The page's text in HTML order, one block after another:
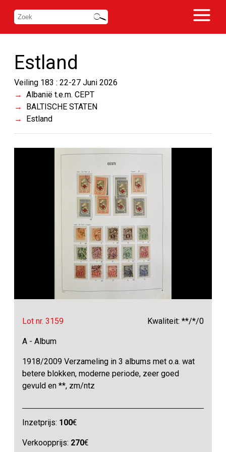
Estland
Veiling 183 : 22-27 Juni 2026
Albanië t.e.m. CEPT
BALTISCHE STATEN
Estland
Lot nr. 3159 Kwaliteit: **/*/0
A - Album
1918/2009 Verzameling in 3 albums met o.a. wat
betere blokken, moderne periode, zeer goed
gevuld en **, zm/ntz
Inzetprijs: 100€
Verkoopprijs: 270€